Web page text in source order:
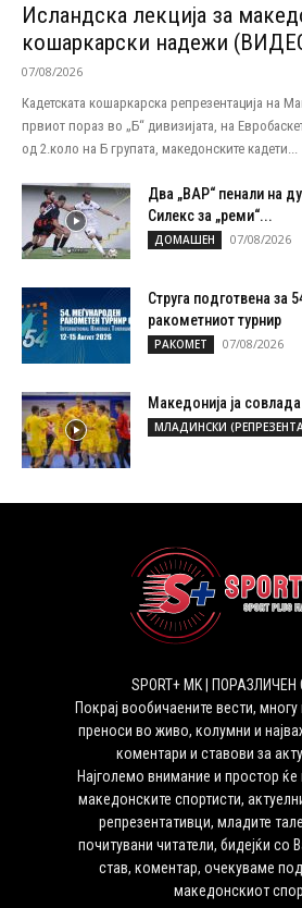
Исландска лекција за
кошаркарски надежи
07/08/2026
Кадетската кошаркарска репрезентација на
првиот пораз во „Б“ дивизијата, на
од 2.коло на Б групата, македонските кадети...
Два „ВАР“ пенали на
Силекс за „реми“...
ДОМАШЕН 07/08/2026
Струга подготвена за
ракометниот турнир
РАКОМЕТ 07/08/2026
Македонија ја
МЛАДИНСКИ
SPORT+ MK |
Покрај вообичаените вести, многу
преноси во живо, колумни и
коментари и ставови за
Најголемо внимание и простор
македонските спортисти,
репрезентативци, младите
почитувани читатели, бидејќи
став, коментар, очекуваме
македонскиот